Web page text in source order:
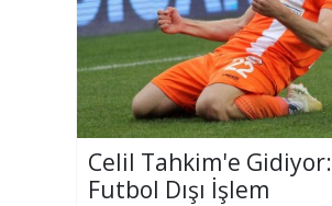
Celil Tahkim'e Gidiyor:
Futbol Dışı İşlem